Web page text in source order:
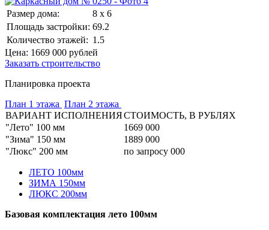
Размер дома:
8 x 6
Площадь застройки: 69.2
Количество этажей: 1.5
Цена: 1669 000 рублей
Заказать строительство
Планировка проекта
План 1 этажа План 2 этажа
ВАРИАНТ ИСПОЛНЕНИЯСТОИМОСТЬ, В РУБЛЯХ
"Лето" 100 мм
1669 000
"Зима" 150 мм
1889 000
"Люкс" 200 мм
по запросу 000
ЛЕТО 100мм
ЗИМА 150мм
ЛЮКС 200мм
Базовая комплектация лето 100мм